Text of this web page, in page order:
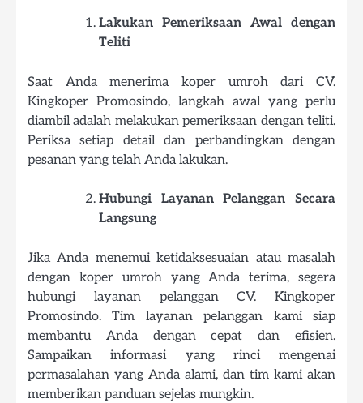
Lakukan Pemeriksaan Awal dengan
Teliti
Saat Anda menerima koper umroh dari CV.
Kingkoper Promosindo, langkah awal yang perlu
diambil adalah melakukan pemeriksaan dengan teliti.
Periksa setiap detail dan perbandingkan dengan
pesanan yang telah Anda lakukan.
Hubungi Layanan Pelanggan Secara
Langsung
Jika Anda menemui ketidaksesuaian atau masalah
dengan koper umroh yang Anda terima, segera
hubungi layanan pelanggan CV. Kingkoper
Promosindo. Tim layanan pelanggan kami siap
membantu Anda dengan cepat dan efisien.
Sampaikan informasi yang rinci mengenai
permasalahan yang Anda alami, dan tim kami akan
memberikan panduan sejelas mungkin.